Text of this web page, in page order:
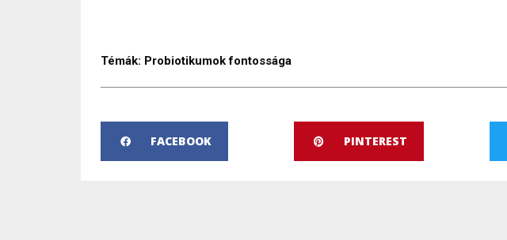
Témák: Probiotikumok fontossága
FACEBOOK PINTEREST